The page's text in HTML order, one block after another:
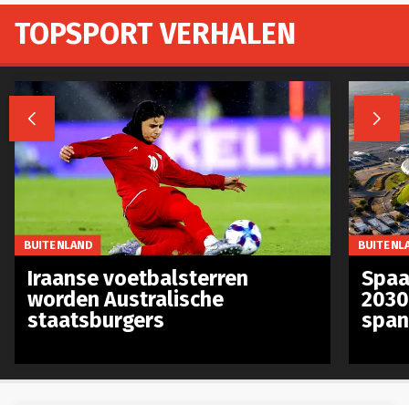
TOPSPORT VERHALEN
 
BUITENLAND
Iraanse voetbalsterren
worden Australische
staatsburgers